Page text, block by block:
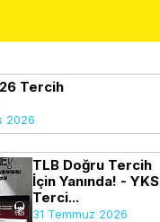
Tercih
2026
TLB Doğru Tercih
İçin Yanında! - YKS
Terci...
31 Temmuz 2026